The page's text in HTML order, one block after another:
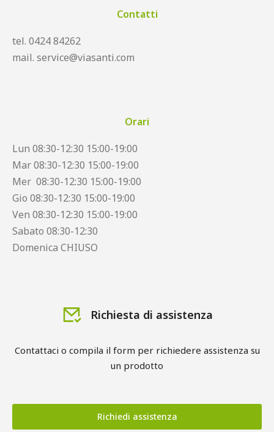
Contatti
tel. 0424 84262
mail. service@viasanti.com
Orari
Lun 08:30-12:30 15:00-19:00
Mar 08:30-12:30 15:00-19:00
Mer 08:30-12:30 15:00-19:00
Gio 08:30-12:30 15:00-19:00
Ven 08:30-12:30 15:00-19:00
Sabato 08:30-12:30
Domenica CHIUSO
Richiesta di assistenza
Contattaci o compila il form per richiedere assistenza su
un prodotto
Richiedi assistenza